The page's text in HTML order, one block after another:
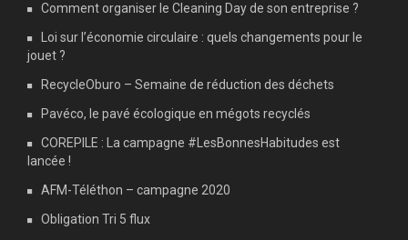
Comment organiser le Cleaning Day de son entreprise ?
Loi sur l’économie circulaire : quels changements pour le
jouet ?
RecycleOburo – Semaine de réduction des déchets
Pavéco, le pavé écologique en mégots recyclés
COREPILE : La campagne #LesBonnesHabitudes est
lancée !
AFM-Téléthon – campagne 2020
Obligation Tri 5 flux